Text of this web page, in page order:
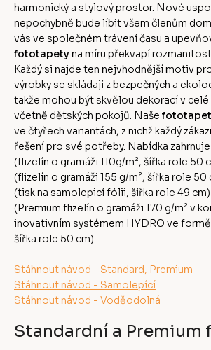
harmonický a stylový prostor. Nové
nepochybně bude líbit všem členům
vás ve společném trávení času a
fototapetyna míru překvapí
Každý si najde ten nejvhodnější motiv
výrobky se skládají z bezpečných a
takže mohou být skvělou dekorací v
včetně dětských pokojů. Naše
ve čtyřech variantách, z nichž každý
řešení pro své potřeby. Nabídka
(flizelín o gramáži 110g/m², šířka role 50
(flizelín o gramáži 155 g/m², šířka role 50
(tisk na samolepicí fólii, šířka role 49 cm)
(Premium flizelín o gramáži 170 g/m² v
inovativním systémem HYDRO ve
šířka role 50 cm).
Stáhnout návod - Standard, Premium
Stáhnout návod - Samolepící
Stáhnout návod - Voděodolná
Standardní a